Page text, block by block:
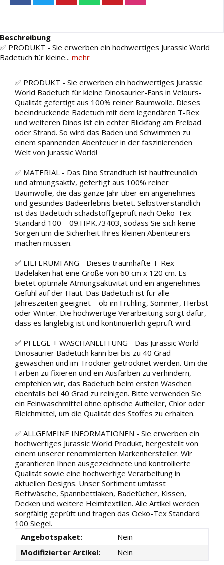
Beschreibung
✅ PRODUKT - Sie erwerben ein hochwertiges Jurassic World
Badetuch für kleine... mehr
✅ PRODUKT - Sie erwerben ein hochwertiges Jurassic
World Badetuch für kleine Dinosaurier-Fans in Velours-
Qualität gefertigt aus 100% reiner Baumwolle. Dieses
beeindruckende Badetuch mit dem legendären T-Rex
und weiteren Dinos ist ein echter Blickfang am Freibad
oder Strand. So wird das Baden und Schwimmen zu
einem spannenden Abenteuer in der faszinierenden
Welt von Jurassic World!
✅ MATERIAL - Das Dino Strandtuch ist hautfreundlich
und atmungsaktiv, gefertigt aus 100% reiner
Baumwolle, die das ganze Jahr über ein angenehmes
und gesundes Badeerlebnis bietet. Selbstverständlich
ist das Badetuch schadstoffgeprüft nach Oeko-Tex
Standard 100 – 09.HPK.73403, sodass Sie sich keine
Sorgen um die Sicherheit Ihres kleinen Abenteurers
machen müssen.
✅ LIEFERUMFANG - Dieses traumhafte T-Rex
Badelaken hat eine Größe von 60 cm x 120 cm. Es
bietet optimale Atmungsaktivität und ein angenehmes
Gefühl auf der Haut. Das Badetuch ist für alle
Jahreszeiten geeignet – ob im Frühling, Sommer, Herbst
oder Winter. Die hochwertige Verarbeitung sorgt dafür,
dass es langlebig ist und kontinuierlich geprüft wird.
✅ PFLEGE + WASCHANLEITUNG - Das Jurassic World
Dinosaurier Badetuch kann bei bis zu 40 Grad
gewaschen und im Trockner getrocknet werden. Um die
Farben zu fixieren und ein Ausfärben zu verhindern,
empfehlen wir, das Badetuch beim ersten Waschen
ebenfalls bei 40 Grad zu reinigen. Bitte verwenden Sie
ein Feinwaschmittel ohne optische Aufheller, Chlor oder
Bleichmittel, um die Qualität des Stoffes zu erhalten.
✅ ALLGEMEINE INFORMATIONEN - Sie erwerben ein
hochwertiges Jurassic World Produkt, hergestellt von
einem unserer renommierten Markenhersteller. Wir
garantieren Ihnen ausgezeichnete und kontrollierte
Qualität sowie eine hochwertige Verarbeitung in
aktuellen Designs. Unser Sortiment umfasst
Bettwäsche, Spannbettlaken, Badetücher, Kissen,
Decken und weitere Heimtextilien. Alle Artikel werden
sorgfältig geprüft und tragen das Oeko-Tex Standard
100 Siegel.
Angebotspaket:
Nein
Modifizierter Artikel:
Nein